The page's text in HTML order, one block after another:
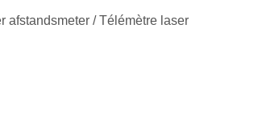
afstandsmeter / Télémètre laser